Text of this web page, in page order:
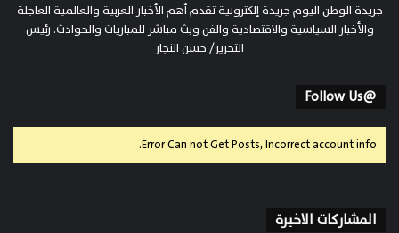
جريدة الوطن اليوم جريدة إلكترونية تقدم أهم الأخبار العربية والعالمية العاجلة
والأخبار السياسية والاقتصادية والفن وبث مباشر للمباريات والحوادث. رئيس
التحرير/ حسن النجار
@Follow Us
Error Can not Get Posts, Incorrect account info.
المشاركات الاخيرة